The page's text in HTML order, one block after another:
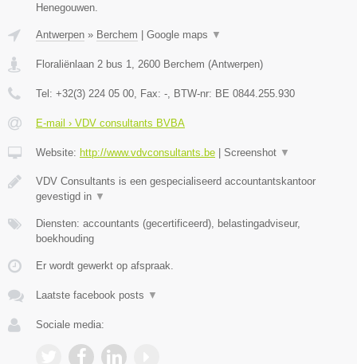
Henegouwen.
Antwerpen » Berchem | Google maps ▼
Floraliënlaan 2 bus 1 2600 Berchem (Antwerpen)
Tel: +32(3) 224 05 00 , Fax: - , BTW-nr: BE 0844.255.930
E-mail › VDV consultants BVBA
Website: http://www.vdvconsultants.be | Screenshot ▼
VDV Consultants is een gespecialiseerd accountantskantoor
gevestigd in ▼
Diensten: accountants (gecertificeerd), belastingadviseur,
boekhouding
Er wordt gewerkt op afspraak.
Laatste facebook posts ▼
Sociale media: